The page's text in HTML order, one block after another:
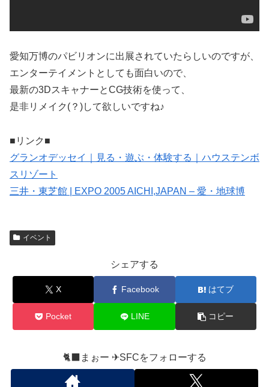
愛知万博のパビリオンに出展されていたらしいのですが、
エンターテイメントとしても面白いので、
最新の3DスキャナーとCG技術を使って、
是非リメイク(？)して欲しいですね♪
■リンク■
グランオデッセイ｜見る・遊ぶ・体験する｜ハウステンボ
スリゾート
三井・東芝館 | EXPO 2005 AICHI,JAPAN – 愛・地球博
イベント
シェアする
X Facebook はてブ
Pocket LINE コピー
🐈‍⬛まぉー ✈︎SFCをフォローする